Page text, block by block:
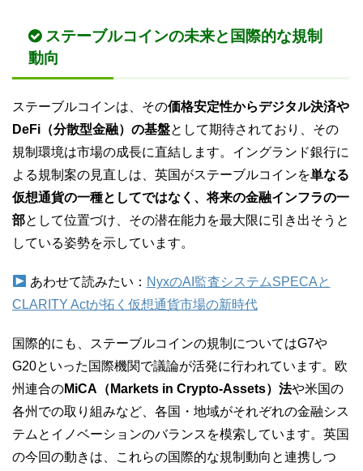
ステーブルコインの未来と国際的な規制
動向
ステーブルコインは、その価格安定性からデジタル決済や
DeFi（分散型金融）の基盤として期待されており、その
規制環境は市場の成長に直結します。イングランド銀行に
よる規制案の見直しは、英国がステーブルコインを単なる
仮想通貨の一種としてではなく、将来の金融インフラの一
部として位置づけ、その潜在能力を最大限に引き出そうと
している姿勢を示しています。
あわせて読みたい： NyxのAI監査システムSPECAと
CLARITY Actが拓く仮想通貨市場の新時代
国際的にも、ステーブルコインの規制についてはG7や
G20といった国際機関で議論が活発に行われています。欧
州連合のMiCA（Markets in Crypto-Assets）法や米国の
各州での取り組みなど、各国・地域がそれぞれの金融シス
テムとイノベーションのバランスを模索しています。英国
の今回の動きは、これらの国際的な規制動向と連携しつ